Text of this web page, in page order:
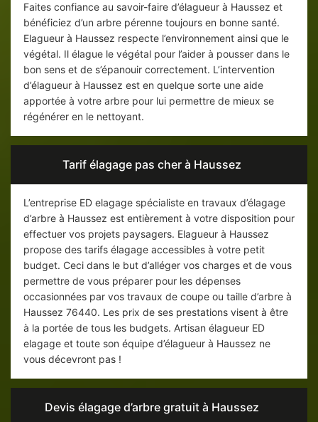
Faites confiance au savoir-faire d’élagueur à Haussez et
bénéficiez d’un arbre pérenne toujours en bonne santé.
Elagueur à Haussez respecte l’environnement ainsi que le
végétal. Il élague le végétal pour l’aider à pousser dans le
bon sens et de s’épanouir correctement. L’intervention
d’élagueur à Haussez est en quelque sorte une aide
apportée à votre arbre pour lui permettre de mieux se
régénérer en le nettoyant.
Tarif élagage pas cher à Haussez
L’entreprise ED elagage spécialiste en travaux d’élagage
d’arbre à Haussez est entièrement à votre disposition pour
effectuer vos projets paysagers. Elagueur à Haussez
propose des tarifs élagage accessibles à votre petit
budget. Ceci dans le but d’alléger vos charges et de vous
permettre de vous préparer pour les dépenses
occasionnées par vos travaux de coupe ou taille d’arbre à
Haussez 76440. Les prix de ses prestations visent à être
à la portée de tous les budgets. Artisan élagueur ED
elagage et toute son équipe d’élagueur à Haussez ne
vous décevront pas !
Devis élagage d’arbre gratuit à Haussez